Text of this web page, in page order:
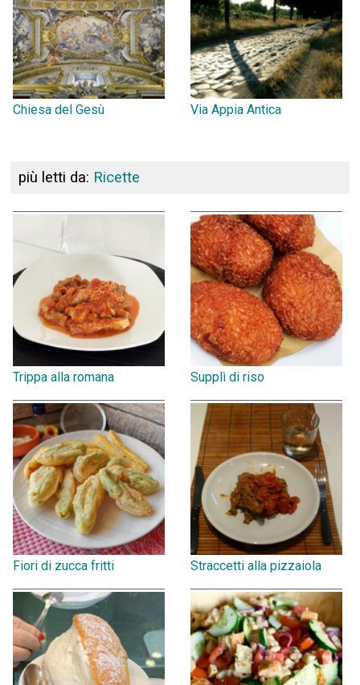
Chiesa del Gesù Via Appia Antica
più letti da: Ricette
Trippa alla romana Supplì di riso
Fiori di zucca fritti Straccetti alla pizzaiola